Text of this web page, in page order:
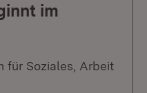
im
für Soziales, Arbeit